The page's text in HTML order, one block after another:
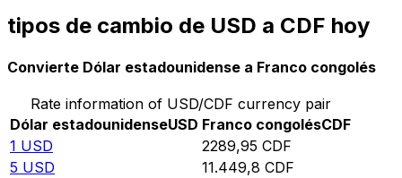
tipos de cambio de USD a CDF hoy
Convierte Dólar estadounidense a Franco congolés
Rate information of USD/CDF currency pair
Dólar estadounidenseUSD Franco congolésCDF
1 USD 2289,95 CDF
5 USD 11.449,8 CDF